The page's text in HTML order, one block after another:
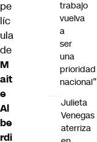
pe
líc
ula
de
M
ait
e
Al
be
rdi
trabajo
vuelva
a
ser
una
prioridad
nacional”
Julieta
Venegas
aterriza